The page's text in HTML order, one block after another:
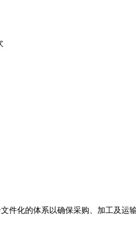
化的体系以确保采购、加工及运输